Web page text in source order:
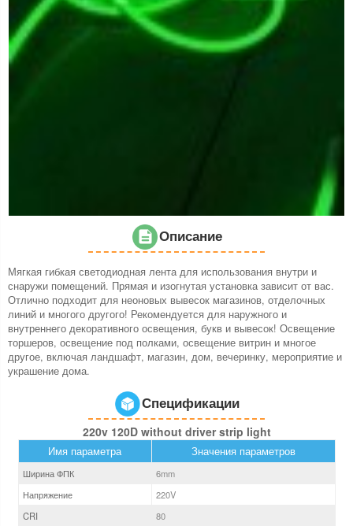
Описание
Мягкая гибкая светодиодная лента для использования внутри и
снаружи помещений. Прямая и изогнутая установка зависит от вас.
Отлично подходит для неоновых вывесок магазинов, отделочных
линий и многого другого! Рекомендуется для наружного и
внутреннего декоративного освещения, букв и вывесок! Освещение
торшеров, освещение под полками, освещение витрин и многое
другое, включая ландшафт, магазин, дом, вечеринку, мероприятие и
украшение дома.
Спецификации
220v 120D without driver strip light
Имя параметра Значения параметров
Ширина ФПК 6mm
Напряжение
220V
CRI
80